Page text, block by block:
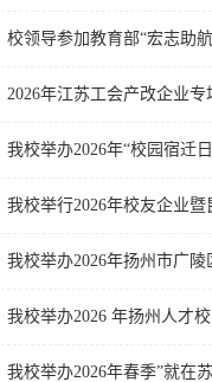
校领导参加教育部“宏志助
2026年江苏工会产改企业
我校举办2026年“校园宿迁
我校举行2026年校友企业
我校举办2026年扬州市广
我校举办2026 年扬州人才
我校举办2026年春季”就在